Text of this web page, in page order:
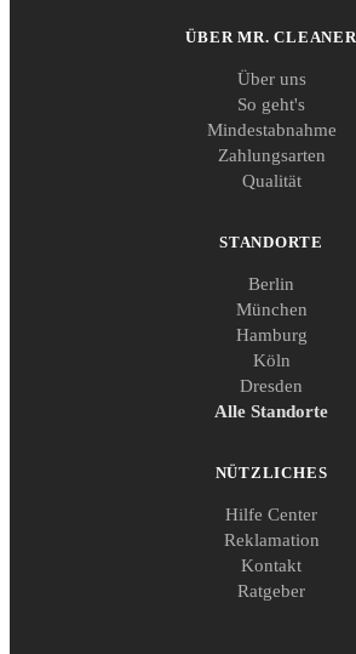
ÜBER MR. CLEANER
Über uns
So geht's
Mindestabnahme
Zahlungsarten
Qualität
STANDORTE
Berlin
München
Hamburg
Köln
Dresden
Alle Standorte
NÜTZLICHES
Hilfe Center
Reklamation
Kontakt
Ratgeber